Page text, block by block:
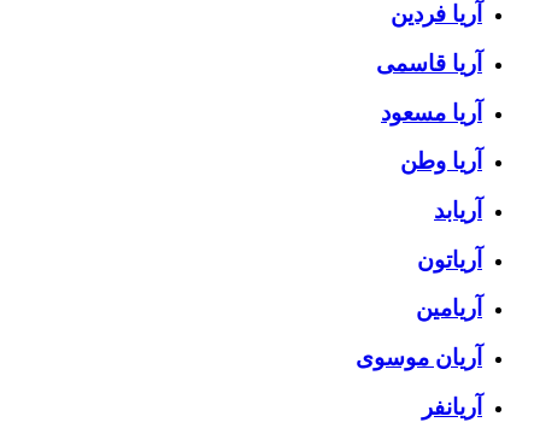
آریا فردین
آریا قاسمی
آریا مسعود
آریا وطن
آریابد
آریاتون
آریامین
آریان موسوی
آریانفر